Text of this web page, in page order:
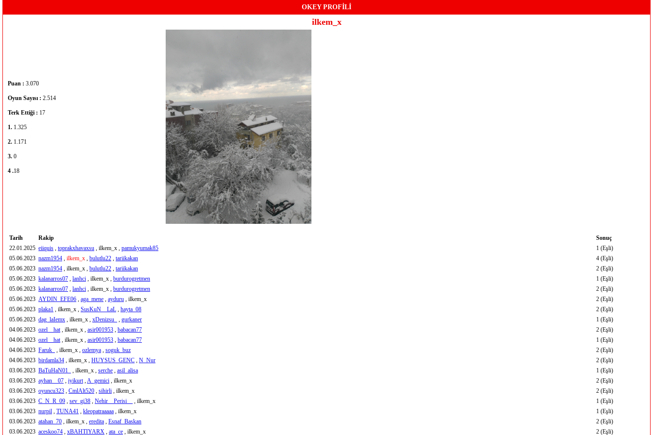
OKEY PROFİLİ
ilkem_x
Puan : 3.070
Oyun Sayısı : 2.514
Terk Ettiği : 17
1. 1.325
2. 1.171
3. 0
4 .18
Tarih Rakip
Sonuç
22.01.2025 eiiquis , toprakxhavaxsu , ilkem_x , pamukyumak85
1 (Eşli)
05.06.2023 nazm1954 , ilkem_x , bulutlu22 , tariikakan
4 (Eşli)
05.06.2023 nazm1954 , ilkem_x , bulutlu22 , tariikakan
2 (Eşli)
05.06.2023 kalanarros07 , lanhci , ilkem_x , burdurogretmen
1 (Eşli)
05.06.2023 kalanarros07 , lanhci , ilkem_x , burdurogretmen
2 (Eşli)
05.06.2023 AYDIN_EFE06 , aga_mene , ayduru , ilkem_x
2 (Eşli)
05.06.2023 plaka1 , ilkem_x , SusKuN__LaL , hayta_08
2 (Eşli)
05.06.2023 dag_laIemx , ilkem_x , xDenizsu_ , gurkaner
1 (Eşli)
04.06.2023 ozel__hat, ilkem_x , asir001953 , babacan77
2 (Eşli)
04.06.2023 ozel__hat, ilkem_x , asir001953 , babacan77
1 (Eşli)
04.06.2023 Faruk_ , ilkem_x , ozlemya , soguk_buz
2 (Eşli)
04.06.2023 birdamla34 , ilkem_x , HUYSUS_GENC , N_Nur
2 (Eşli)
03.06.2023 BaTuHaN01_ , ilkem_x , serche , asil_alisa
1 (Eşli)
03.06.2023 ayhan__07 , iyikurt,A_gemici , ilkem_x
2 (Eşli)
03.06.2023 oyuncu323 , CmlAlt520 , sihirli , ilkem_x
2 (Eşli)
03.06.2023 C_N_R_09 , sev_gi38 , Nehir__Perisi__ , ilkem_x
1 (Eşli)
03.06.2023 nurpil , TUNA41 , kleopatraaaaa , ilkem_x
1 (Eşli)
03.06.2023 atahan_70 , ilkem_x , eredita , Esnaf_Baskan
2 (Eşli)
03.06.2023 aceskoo74 , xBAHTIYARX , ata_ce , ilkem_x 2 (Eşli)